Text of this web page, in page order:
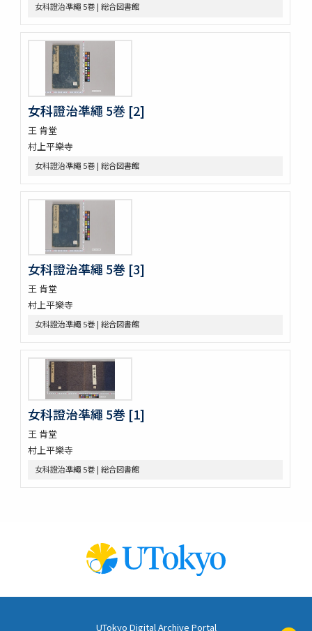
皇朝醫叢續集
經傳醫話
獻芹録
獻芹録
濟生醫院記
煉霞翁年譜
近世名醫傳
戊申日記
橘黄年譜 3巻
玉機微義 50巻目録1巻
新刻蕐佗内照圖 2巻
蛔蟲論
新刻萬氏家傳廣嗣紀要 5巻
新刊外科正宗 4巻
新刊外科正宗 4巻
新刊外科正宗 4巻
新刊外科正宗 4巻(存1巻)
立齋外科發揮 8巻
新刻秘授外科百効全書 6巻
外臺祕要藥品攷
景岳新方砭 4巻
景岳全書 64巻
脚氣症原論
虎列剌病論
攷正古方權量説 1巻附言1巻
梧右雜記
張景岳腫脹全書
菩鳴喥英袖珍方叢 初編2巻
雜疫纂要
十四經發揮 3巻
十四經發揮 3巻
十四經發揮 3巻
女科證治凖繩 5巻 | 総合図書館
女科證治凖繩 5巻 [2]
王 肯堂
村上平樂寺
女科證治凖繩 5巻 | 総合図書館
女科證治凖繩 5巻 [3]
王 肯堂
村上平樂寺
女科證治凖繩 5巻 | 総合図書館
女科證治凖繩 5巻 [1]
王 肯堂
村上平樂寺
女科證治凖繩 5巻 | 総合図書館
UTokyo Digital Archive Portal